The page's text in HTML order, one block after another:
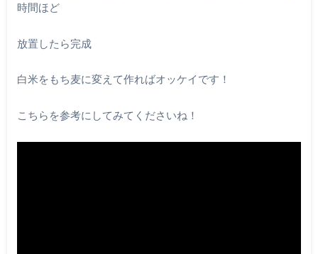
時間ほど
放置したら完成
白米をもち麦に変えて作ればオッケイです！
こちらを参考にしてみてくださいね！